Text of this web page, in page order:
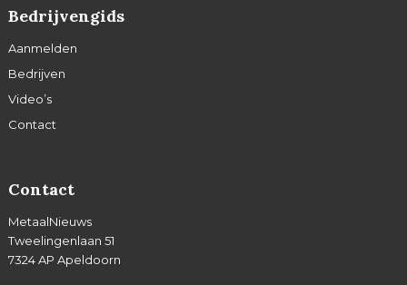
Bedrijvengids
Aanmelden
Bedrijven
Video’s
Contact
Contact
MetaalNieuws
Tweelingenlaan 51
7324 AP Apeldoorn